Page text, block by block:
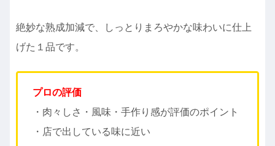
絶妙な熟成加減で、しっとりまろやかな味わいに仕上
げた１品です。
プロの評価
・肉々しさ・風味・手作り感が評価のポイント
・店で出している味に近い